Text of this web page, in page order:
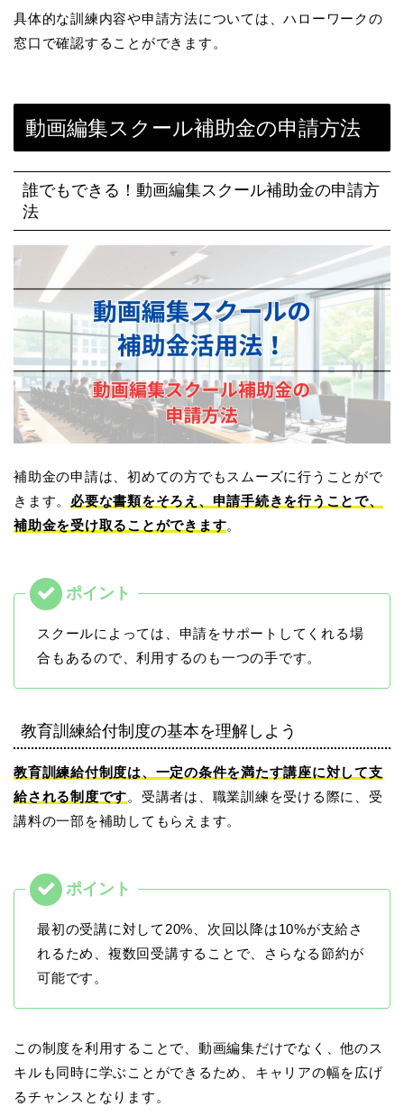
具体的な訓練内容や申請方法については、ハローワークの
窓口で確認することができます。
動画編集スクール補助金の申請方法
誰でもできる！動画編集スクール補助金の申請方
法
補助金の申請は、初めての方でもスムーズに行うことがで
きます。 必要な書類をそろえ、申請手続きを行うことで、
補助金を受け取ることができます。
スクールによっては、申請をサポートしてくれる場
合もあるので、利用するのも一つの手です。
教育訓練給付制度の基本を理解しよう
教育訓練給付制度は、一定の条件を満たす講座に対して支
給される制度です。受講者は、職業訓練を受ける際に、受
講料の一部を補助してもらえます。
最初の受講に対して20%、次回以降は10%が支給さ
れるため、複数回受講することで、さらなる節約が
可能です。
この制度を利用することで、動画編集だけでなく、他のス
キルも同時に学ぶことができるため、キャリアの幅を広げ
るチャンスとなります。